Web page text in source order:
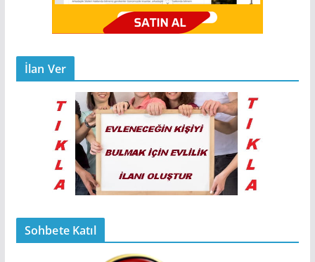
İlan Ver
Sohbete Katıl